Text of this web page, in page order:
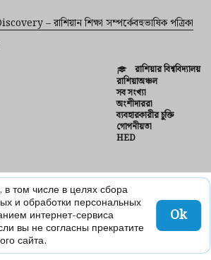
– রাশিয়ান শিক্ষা সম্পর্কেবহুভাষিক পত্রিকা
রাশিয়ার বিশ্ববিদ্যালয়
রাশিয়াঅঞ্চল
সব সংখ্যা
অংশীদাররা
ব্যবহারকারীর চুক্তি
গোপনীয়তা
HED
том числе в целях сбора
и обработки персональных
интернет-сервиса
вы не согласны прекратите
сайта.
Ok